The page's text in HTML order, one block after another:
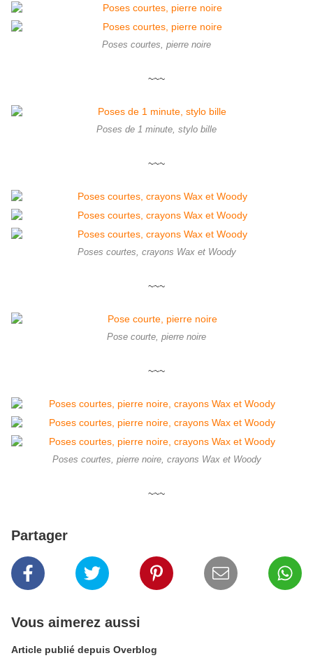
Poses courtes, pierre noire
~~~
Poses de 1 minute, stylo bille
~~~
Poses courtes, crayons Wax et Woody
~~~
Pose courte, pierre noire
~~~
Poses courtes, pierre noire, crayons Wax et Woody
~~~
Partager
Vous aimerez aussi
Article publié depuis Overblog